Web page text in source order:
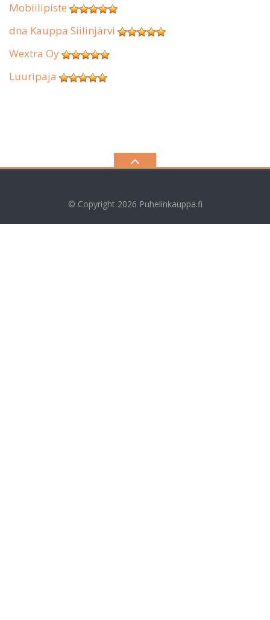
Mobiilipiste
dna Kauppa Siilinjärvi
Wextra Oy
Luuripaja
© Copyright 2026 Puhelinkauppa.fi